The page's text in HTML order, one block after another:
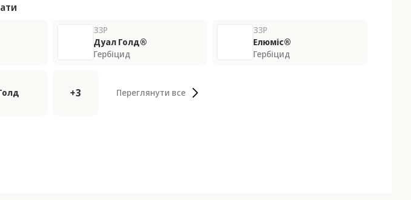
ЗЗР
Дуал Голд®
Гербіцид
ЗЗР
Елюміс®
Гербіцид
+3 Переглянути все